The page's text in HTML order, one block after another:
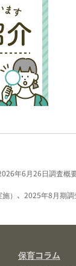
年6月26日調査概
）、2025年8月期
保育コラム